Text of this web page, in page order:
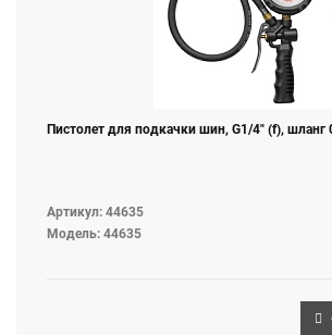
Пистолет для подкачки шин, G1/4" (f), шланг
Артикул: 44635
Модель: 44635